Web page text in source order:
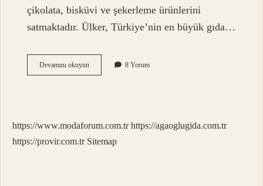
çikolata, bisküvi ve şekerleme ürünlerini
satmaktadır. Ülker, Türkiye’nin en büyük gıda…
Devamını okuyunBebe
Bisküvisi
8 Yorum
https://www.modaforum.com.tr https://agaoglugida.com.tr
https://provir.com.tr Sitemap